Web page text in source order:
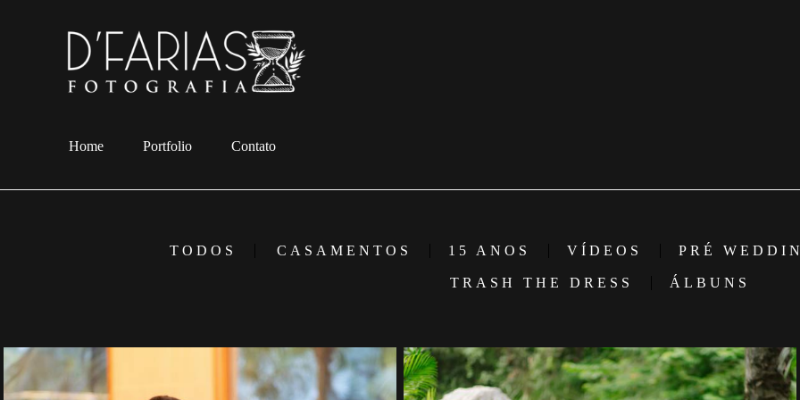
Home Portfolio Contato
TODOS CASAMENTOS 15 ANOS VÍDEOS PRÉ
TRASH THE DRESS ÁLBUNS